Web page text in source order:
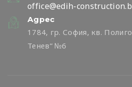
office@edih-
Адрес
1784, гр. София, кв.
Тенев“ №6